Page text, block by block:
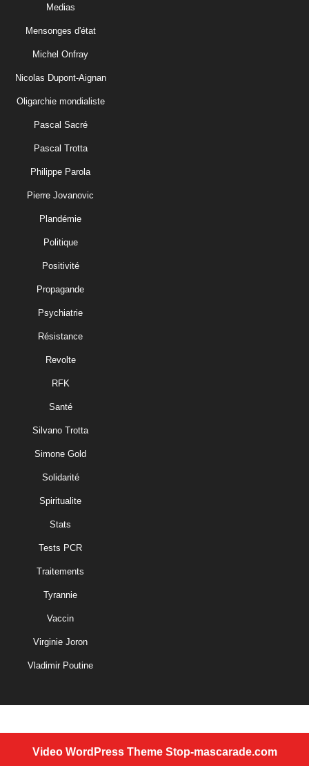
Medias
Mensonges d'état
Michel Onfray
Nicolas Dupont-Aignan
Oligarchie mondialiste
Pascal Sacré
Pascal Trotta
Philippe Parola
Pierre Jovanovic
Plandémie
Politique
Positivité
Propagande
Psychiatrie
Résistance
Revolte
RFK
Santé
Silvano Trotta
Simone Gold
Solidarité
Spiritualite
Stats
Tests PCR
Traitements
Tyrannie
Vaccin
Virginie Joron
Vladimir Poutine
Video WordPress Theme Stop-mascarade.com